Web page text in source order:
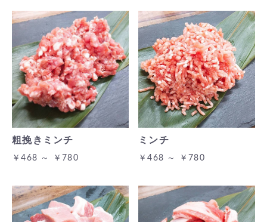
粗挽きミンチ
￥468 ～ ￥780
ミンチ
￥468 ～ ￥780